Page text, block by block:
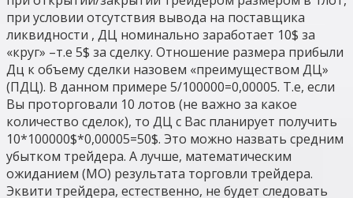
при условии отсутствия вывода на поставщика
ликвидности , ДЦ номинально заработает 10$ за
«круг» –т.е 5$ за сделку. Отношение размера прибыли
Дц к объему сделки назовем «преимуществом ДЦ»
(ПДЦ). В данном примере 5/100000=0,00005. Т.е, если
Вы проторговали 10 лотов (не важно за какое
количество сделок), то ДЦ с Вас планирует получить
10*100000$*0,00005=50$. Это можно назвать средним
убытком трейдера. А лучше, математическим
ожиданием (МО) результата торговли трейдера.
Эквити трейдера, естественно, не будет следовать